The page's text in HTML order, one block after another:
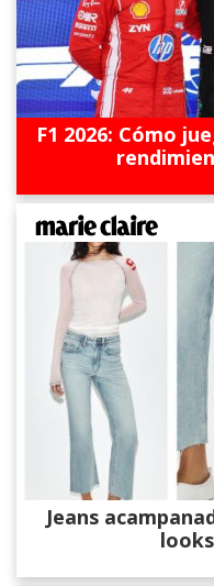
F1 2026: Cómo
Jeans